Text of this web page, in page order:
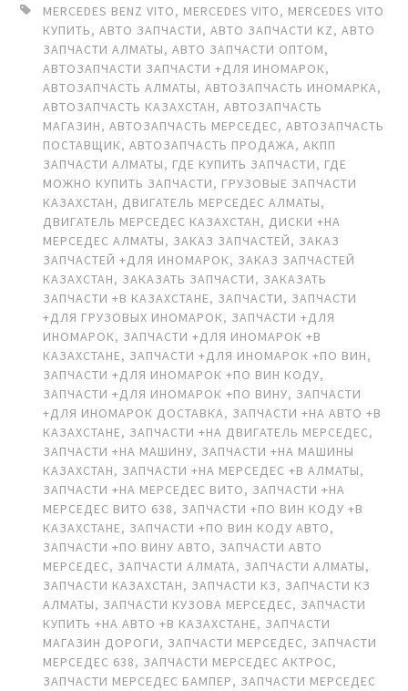
MERCEDES BENZ VITO, MERCEDES VITO, MERCEDES VITO
КУПИТЬ,АВТО ЗАПЧАСТИ,АВТО ЗАПЧАСТИ KZ,АВТО
ЗАПЧАСТИ АЛМАТЫ,АВТО ЗАПЧАСТИ ОПТОМ,
АВТОЗАПЧАСТИ ЗАПЧАСТИ +ДЛЯ ИНОМАРОК,
АВТОЗАПЧАСТЬ АЛМАТЫ,АВТОЗАПЧАСТЬ ИНОМАРКА,
АВТОЗАПЧАСТЬ КАЗАХСТАН,АВТОЗАПЧАСТЬ
МАГАЗИН,АВТОЗАПЧАСТЬ МЕРСЕДЕС,АВТОЗАПЧАСТЬ
ПОСТАВЩИК,АВТОЗАПЧАСТЬ ПРОДАЖА,АКПП
ЗАПЧАСТИ АЛМАТЫ, ГДЕ КУПИТЬ ЗАПЧАСТИ, ГДЕ
МОЖНО КУПИТЬ ЗАПЧАСТИ, ГРУЗОВЫЕ ЗАПЧАСТИ
КАЗАХСТАН, ДВИГАТЕЛЬ МЕРСЕДЕС АЛМАТЫ,
ДВИГАТЕЛЬ МЕРСЕДЕС КАЗАХСТАН, ДИСКИ +НА
МЕРСЕДЕС АЛМАТЫ, ЗАКАЗ ЗАПЧАСТЕЙ, ЗАКАЗ
ЗАПЧАСТЕЙ +ДЛЯ ИНОМАРОК, ЗАКАЗ ЗАПЧАСТЕЙ
КАЗАХСТАН, ЗАКАЗАТЬ ЗАПЧАСТИ, ЗАКАЗАТЬ
ЗАПЧАСТИ +В КАЗАХСТАНЕ, ЗАПЧАСТИ, ЗАПЧАСТИ
+ДЛЯ ГРУЗОВЫХ ИНОМАРОК, ЗАПЧАСТИ +ДЛЯ
ИНОМАРОК, ЗАПЧАСТИ +ДЛЯ ИНОМАРОК +В
КАЗАХСТАНЕ, ЗАПЧАСТИ +ДЛЯ ИНОМАРОК +ПО ВИН,
ЗАПЧАСТИ +ДЛЯ ИНОМАРОК +ПО ВИН КОДУ,
ЗАПЧАСТИ +ДЛЯ ИНОМАРОК +ПО ВИНУ, ЗАПЧАСТИ
+ДЛЯ ИНОМАРОК ДОСТАВКА, ЗАПЧАСТИ +НА АВТО +В
КАЗАХСТАНЕ, ЗАПЧАСТИ +НА ДВИГАТЕЛЬ МЕРСЕДЕС,
ЗАПЧАСТИ +НА МАШИНУ, ЗАПЧАСТИ +НА МАШИНЫ
КАЗАХСТАН, ЗАПЧАСТИ +НА МЕРСЕДЕС +В АЛМАТЫ,
ЗАПЧАСТИ +НА МЕРСЕДЕС ВИТО, ЗАПЧАСТИ +НА
МЕРСЕДЕС ВИТО 638, ЗАПЧАСТИ +ПО ВИН КОДУ +В
КАЗАХСТАНЕ, ЗАПЧАСТИ +ПО ВИН КОДУ АВТО,
ЗАПЧАСТИ +ПО ВИНУ АВТО, ЗАПЧАСТИ АВТО
МЕРСЕДЕС, ЗАПЧАСТИ АЛМАТА, ЗАПЧАСТИ АЛМАТЫ,
ЗАПЧАСТИ КАЗАХСТАН, ЗАПЧАСТИ КЗ, ЗАПЧАСТИ КЗ
АЛМАТЫ, ЗАПЧАСТИ КУЗОВА МЕРСЕДЕС, ЗАПЧАСТИ
КУПИТЬ +НА АВТО +В КАЗАХСТАНЕ, ЗАПЧАСТИ
МАГАЗИН ДОРОГИ, ЗАПЧАСТИ МЕРСЕДЕС, ЗАПЧАСТИ
МЕРСЕДЕС 638, ЗАПЧАСТИ МЕРСЕДЕС АКТРОС,
ЗАПЧАСТИ МЕРСЕДЕС БАМПЕР, ЗАПЧАСТИ МЕРСЕДЕС